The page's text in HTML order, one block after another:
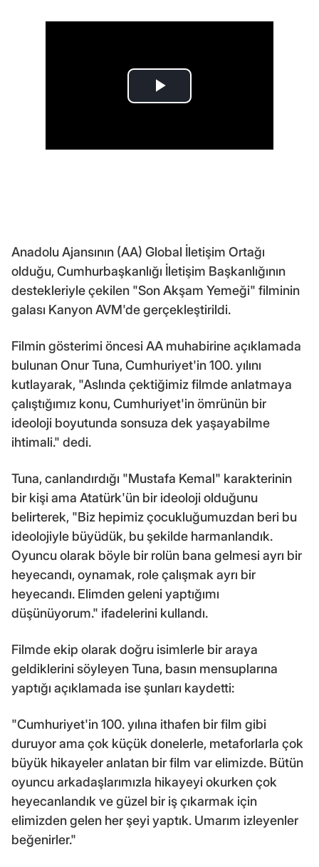
Anadolu Ajansının (AA) Global İletişim Ortağı
olduğu, Cumhurbaşkanlığı İletişim Başkanlığının
destekleriyle çekilen "Son Akşam Yemeği" filminin
galası Kanyon AVM'de gerçekleştirildi.
Filmin gösterimi öncesi AA muhabirine açıklamada
bulunan Onur Tuna, Cumhuriyet'in 100. yılını
kutlayarak, "Aslında çektiğimiz filmde anlatmaya
çalıştığımız konu, Cumhuriyet'in ömrünün bir
ideoloji boyutunda sonsuza dek yaşayabilme
ihtimali." dedi.
Tuna, canlandırdığı "Mustafa Kemal" karakterinin
bir kişi ama Atatürk'ün bir ideoloji olduğunu
belirterek, "Biz hepimiz çocukluğumuzdan beri bu
ideolojiyle büyüdük, bu şekilde harmanlandık.
Oyuncu olarak böyle bir rolün bana gelmesi ayrı bir
heyecandı, oynamak, role çalışmak ayrı bir
heyecandı. Elimden geleni yaptığımı
düşünüyorum." ifadelerini kullandı.
Filmde ekip olarak doğru isimlerle bir araya
geldiklerini söyleyen Tuna, basın mensuplarına
yaptığı açıklamada ise şunları kaydetti:
"Cumhuriyet'in 100. yılına ithafen bir film gibi
duruyor ama çok küçük donelerle, metaforlarla çok
büyük hikayeler anlatan bir film var elimizde. Bütün
oyuncu arkadaşlarımızla hikayeyi okurken çok
heyecanlandık ve güzel bir iş çıkarmak için
elimizden gelen her şeyi yaptık. Umarım izleyenler
beğenirler."